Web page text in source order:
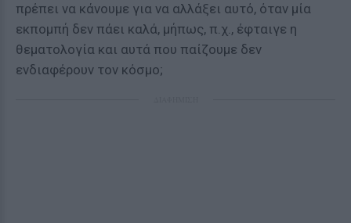
πρέπει να κάνουμε για να αλλάξει αυτό, όταν μία
εκπομπή δεν πάει καλά, μήπως, π.χ., έφταιγε η
θεματολογία και αυτά που παίζουμε δεν
ενδιαφέρουν τον κόσμο;